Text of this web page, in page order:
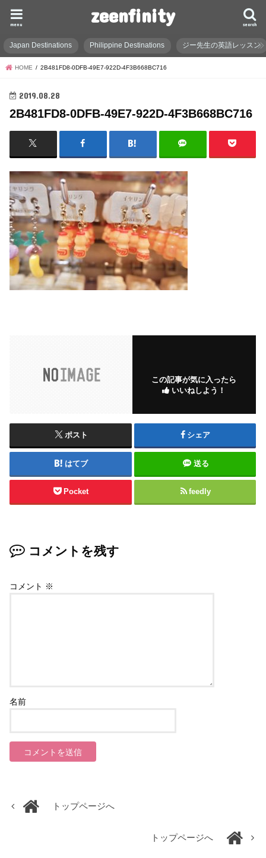
zeenfinity search
menu
Japan Destinations Philippine Destinations ジー先生の英語レッスン
HOME 2B481FD8-0DFB-49E7-922D-4F3B668BC716
2019.08.28
2B481FD8-0DFB-49E7-922D-4F3B668BC716
この記事が気に入ったら
いいねしよう！
ポスト シェア
はてブ 送る
Pocket feedly
コメントを残す
コメント ※
名前
トップページへ
トップページへ